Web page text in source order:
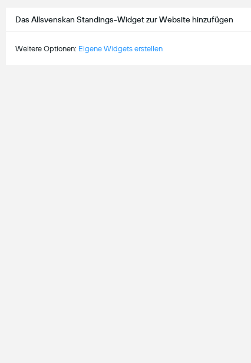
Das Allsvenskan Standings-Widget zur Website hinzufügen
Weitere Optionen: Eigene Widgets erstellen